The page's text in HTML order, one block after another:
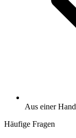
Aus einer Hand
Häufige Fragen